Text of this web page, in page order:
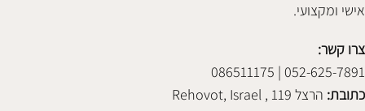
אישי ומקצועי.
צרו קשר:
052-625-7891 | 086511175
כתובת: הרצל 119 , Rehovot, Israel